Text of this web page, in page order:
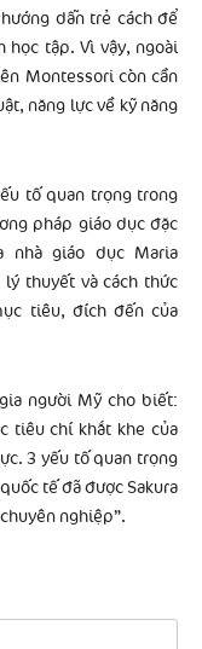
dẫn trẻ cách để
học tập. Vì vậy, ngoài
Montessori còn cần
năng lực về kỹ năng
tố quan trọng trong
pháp giáo dục đặc
giáo dục Maria
lý thuyết và cách thức
tiêu, đích đến của
người Mỹ cho biết:
tiêu chí khắt khe của
3 yếu tố quan trọng
tế đã được Sakura
nghiệp”.